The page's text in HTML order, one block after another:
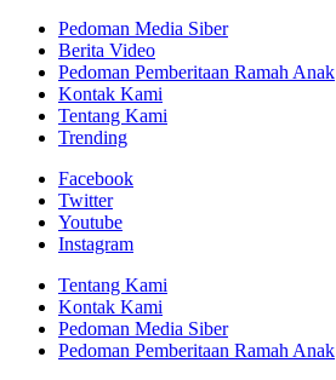
Pedoman Media Siber
Berita Video
Pedoman Pemberitaan Ramah Anak
Kontak Kami
Tentang Kami
Trending
Facebook
Twitter
Youtube
Instagram
Tentang Kami
Kontak Kami
Pedoman Media Siber
Pedoman Pemberitaan Ramah Anak